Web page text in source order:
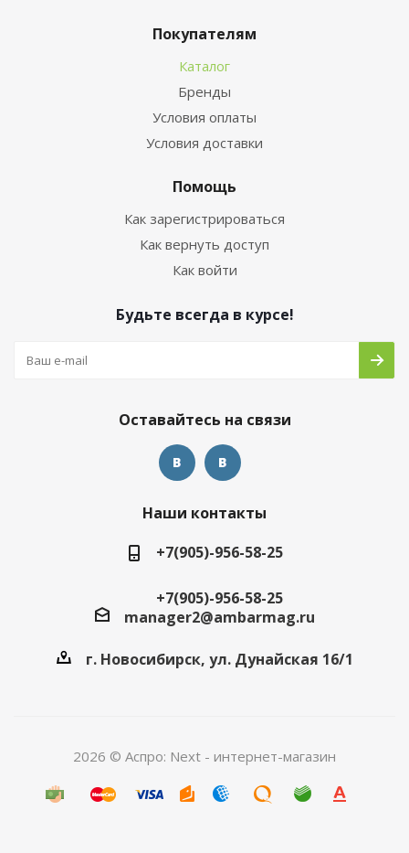
Покупателям
Каталог
Бренды
Условия оплаты
Условия доставки
Помощь
Как зарегистрироваться
Как вернуть доступ
Как войти
Будьте всегда в курсе!
Оставайтесь на связи
Наши контакты
+7(905)-956-58-25
+7(905)-956-58-25
manager2@ambarmag.ru
г. Новосибирск, ул. Дунайская 16/1
2026 © Аспро: Next - интернет-магазин